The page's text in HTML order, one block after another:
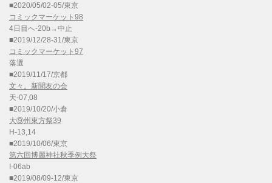
■2020/05/02-05/東京
コミックマーケット98
4日目へ-20b→中止
■2019/12/28-31/東京
コミックマーケット97
落選
■2019/11/17/京都
文々。新聞友の会
天-07,08
■2019/10/20/小倉
大⑨州東方祭39
H-13,14
■2019/10/06/東京
第六回博麗神社秋季例大祭
I-06ab
■2019/08/09-12/東京